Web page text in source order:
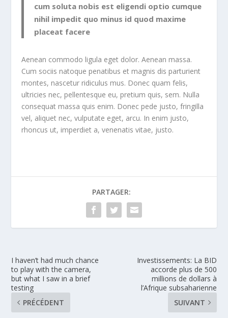
cum soluta nobis est eligendi optio cumque
nihil impedit quo minus id quod maxime
placeat facere
Aenean commodo ligula eget dolor. Aenean massa.
Cum sociis natoque penatibus et magnis dis parturient
montes, nascetur ridiculus mus. Donec quam felis,
ultricies nec, pellentesque eu, pretium quis, sem. Nulla
consequat massa quis enim. Donec pede justo, fringilla
vel, aliquet nec, vulputate eget, arcu. In enim justo,
rhoncus ut, imperdiet a, venenatis vitae, justo.
PARTAGER:
I haven’t had much chance
to play with the camera,
but what I saw in a brief
testing
PRÉCÉDENT
Investissements: La BID
accorde plus de 500
millions de dollars à
l’Afrique subsaharienne
SUIVANT